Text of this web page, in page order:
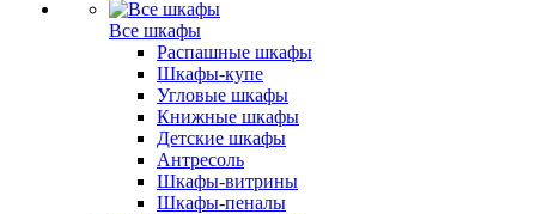
Все шкафы
Распашные шкафы
Шкафы-купе
Угловые шкафы
Книжные шкафы
Детские шкафы
Антресоль
Шкафы-витрины
Шкафы-пеналы